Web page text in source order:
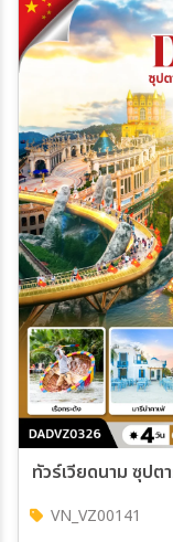
29 ส.ค. 69 - 01 ก.ย.
01 ก.ย. 69 - 04 ก.ย.
05 ก.ย. 69 - 08 ก.ย.
08 ก.ย. 69 - 11 ก.ย.
12 ก.ย. 69 - 15 ก.ย. 69
15 ก.ย. 69 - 18 ก.ย.
19 ก.ย. 69 - 22 ก.ย.
21 ก.ย. 69 - 24 ก.ย.
24 ก.ย. 69 - 27 ก.ย.
28 ก.ย. 69 - 01 ต.ค.
30 ก.ย. 69 - 03 ต.ค.
ทัวร์เวียดนาม ซุป
VN_VZ00141